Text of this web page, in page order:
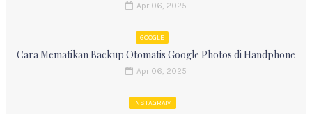
Apr 06, 2025
GOOGLE
Cara Mematikan Backup Otomatis Google Photos di Handphone
Apr 06, 2025
INSTAGRAM